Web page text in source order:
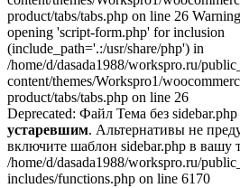
product/tabs/tabs.php on line 26
opening 'script-form.php' for inclusion
(include_path='.:/usr/share/php') in
/home/d/dasada1988/workspro.ru/
content/themes/Workspro1/
product/tabs/tabs.php on line 26
Deprecated: Файл Тема без
устаревшим. Альтернативы не
включите шаблон sidebar.php в вашу
/home/d/dasada1988/workspro.ru/
includes/functions.php on line 6170